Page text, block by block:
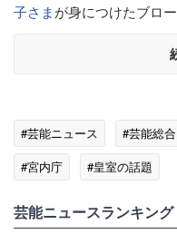
子さまが身につけたブロ
#芸能ニュース #芸能総
#宮内庁
#皇室の話題
芸能ニュースランキング